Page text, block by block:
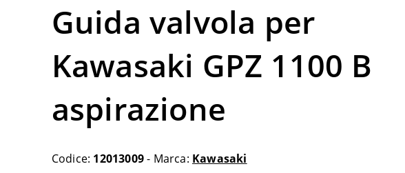
Guida valvola per
Kawasaki GPZ 1100 B
aspirazione
Codice: 12013009- Marca: Kawasaki